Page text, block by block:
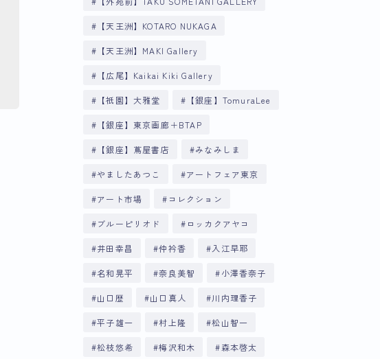
【天王洲】KOTARO NUKAGA
【天王洲】MAKI Gallery
【広尾】Kaikai Kiki Gallery
【祇園】大雅堂 【銀座】TomuraLee
【銀座】東京画廊＋BTAP
【銀座】蔦屋書店 みなみしま
やましたあつこ アートフェア東京
アート市場 コレクション
ブルーピリオド ロッカクアヤコ
井田幸昌 仲衿香 入江早耶
名和晃平 奈良美智 小澤香奈子
山口歴 山口真人 川内理香子
平子雄一 村上隆 松山智一
松枝悠希 梅沢和木 森本啓太